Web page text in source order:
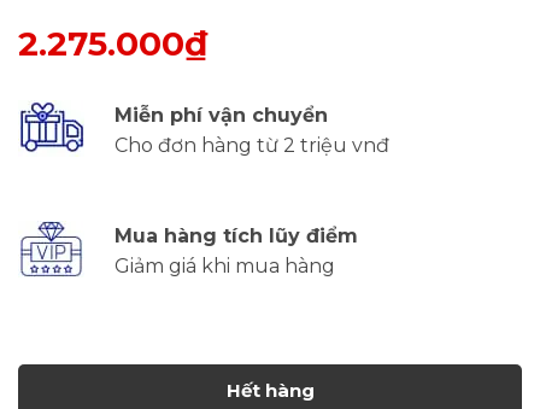
2.275.000₫
Miễn phí vận chuyển
Cho đơn hàng từ 2 triệu vnđ
Mua hàng tích lũy điểm
Giảm giá khi mua hàng
Hết hàng